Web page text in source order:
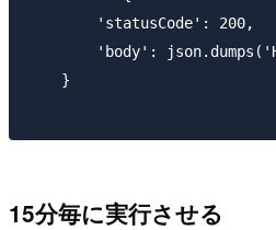
        'statusCode': 200,
'body':
    }
15分毎に実行させる